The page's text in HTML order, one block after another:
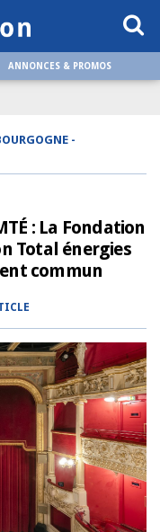
ANNONCES & PROMOS
-
: La Fondation
Total énergies
commun